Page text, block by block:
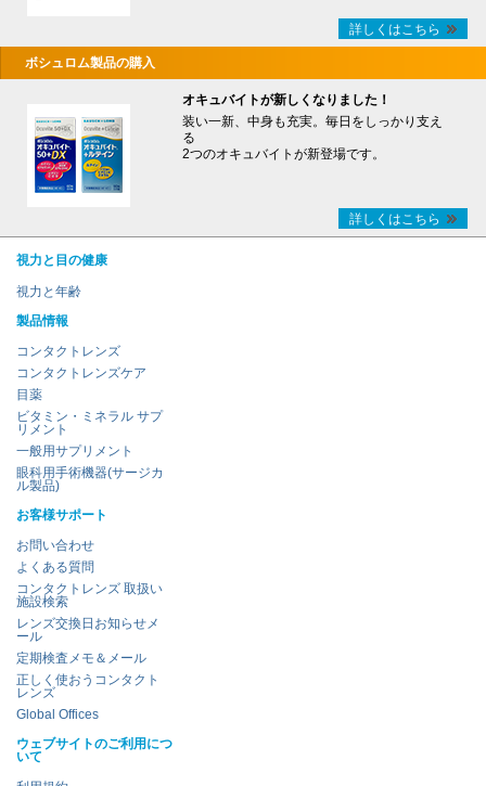
詳しくはこちら
ボシュロム製品の購入
オキュバイトが新しくなりました！
装い一新、中身も充実。毎日をしっかり支え
る
2つのオキュバイトが新登場です。
詳しくはこちら
視力と目の健康
視力と年齢
製品情報
コンタクトレンズ
コンタクトレンズケア
目薬
ビタミン・ミネラル サプ
リメント
一般用サプリメント
眼科用手術機器(サージカ
ル製品)
お客様サポート
お問い合わせ
よくある質問
コンタクトレンズ 取扱い
施設検索
レンズ交換日お知らせメ
ール
定期検査メモ＆メール
正しく使おうコンタクト
レンズ
Global Offices
ウェブサイトのご利用につ
いて